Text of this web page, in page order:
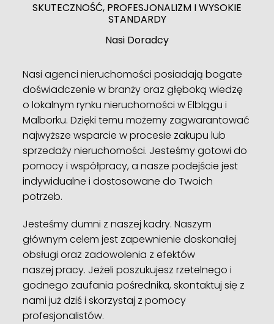
SKUTECZNOŚĆ, PROFESJONALIZM I WYSOKIE
STANDARDY
Nasi Doradcy
Nasi agenci nieruchomości posiadają bogate
doświadczenie w branży oraz głęboką wiedzę
o lokalnym rynku nieruchomości w Elblągu i
Malborku. Dzięki temu możemy zagwarantować
najwyższe wsparcie w procesie zakupu lub
sprzedaży nieruchomości. Jesteśmy gotowi do
pomocy i współpracy, a nasze podejście jest
indywidualne i dostosowane do Twoich
potrzeb.
Jesteśmy dumni z naszej kadry. Naszym
głównym celem jest zapewnienie doskonałej
obsługi oraz zadowolenia z efektów
naszej pracy. Jeżeli poszukujesz rzetelnego i
godnego zaufania pośrednika, skontaktuj się z
nami już dziś i skorzystaj z pomocy
profesjonalistów.